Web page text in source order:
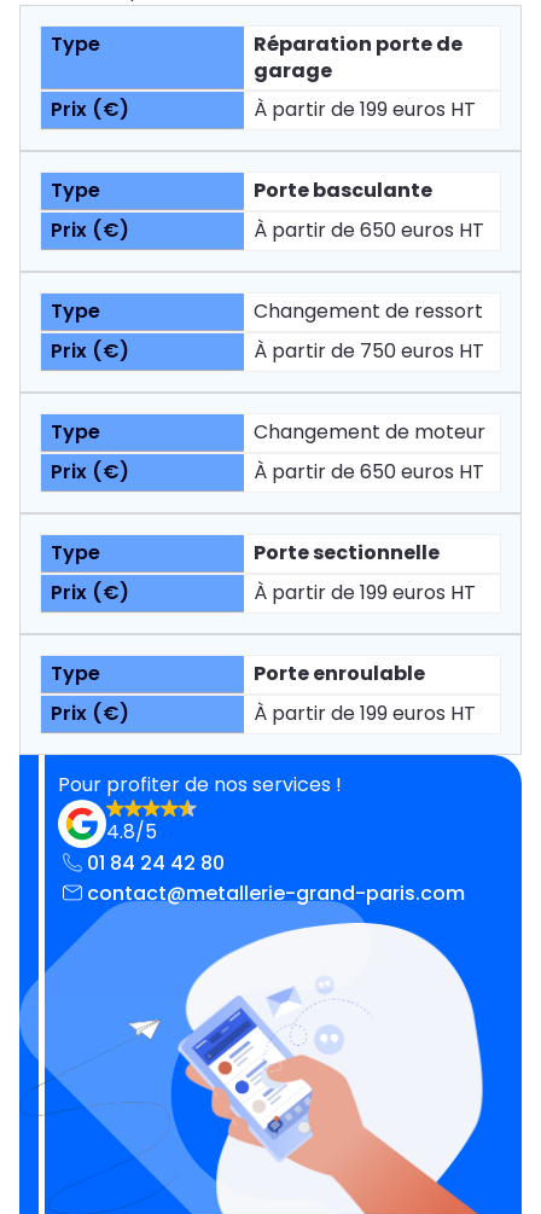
Réparation porte de
garage
À partir de 199 euros HT
Porte basculante
À partir de 650 euros HT
Changement de ressort
À partir de 750 euros HT
Changement de moteur
À partir de 650 euros HT
Porte sectionnelle
À partir de 199 euros HT
Porte enroulable
À partir de 199 euros HT
Pour profiter de nos services !
4.8/5
01 84 24 42 80
contact@metallerie-grand-paris.com